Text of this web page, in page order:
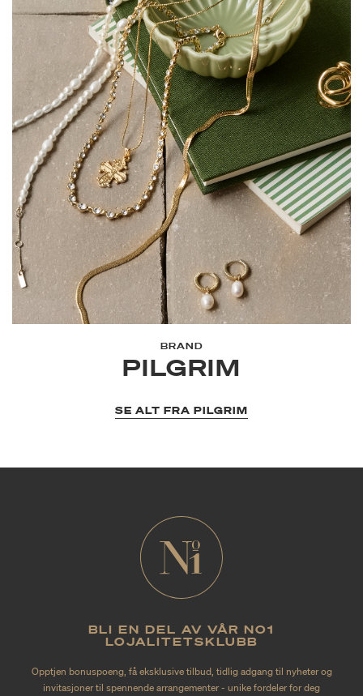
BRAND
PILGRIM
SE ALT FRA PILGRIM
BLI EN DEL AV VÅR NO1
LOJALITETSKLUBB
Opptjen bonuspoeng, få eksklusive tilbud, tidlig adgang til nyheter og
invitasjoner til spennende arrangementer - unike fordeler for deg